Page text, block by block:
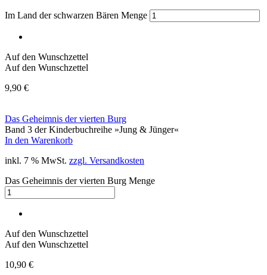
Im Land der schwarzen Bären Menge
Auf den Wunschzettel
Auf den Wunschzettel
9,90 €
Das Geheimnis der vierten Burg
Band 3 der Kinderbuchreihe »Jung & Jünger«
In den Warenkorb
inkl. 7 % MwSt. zzgl. Versandkosten
Das Geheimnis der vierten Burg Menge
Auf den Wunschzettel
Auf den Wunschzettel
10,90 €